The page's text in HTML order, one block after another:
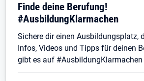
Finde deine Berufung!
#AusbildungKlarmachen
Sichere dir einen Ausbildungsplatz,
Infos, Videos und Tipps für deinen
gibt es auf #AusbildungKlarmachen